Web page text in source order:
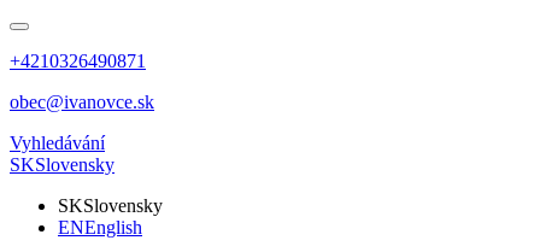
+4210326490871
obec@ivanovce.sk
Vyhledávání
SKSlovensky
SKSlovensky
ENEnglish